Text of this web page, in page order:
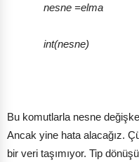
nesne =elma
int(nesne)
Bu komutlarla nesne
Ancak yine hata alacağız.
bir veri taşımıyor. Tip